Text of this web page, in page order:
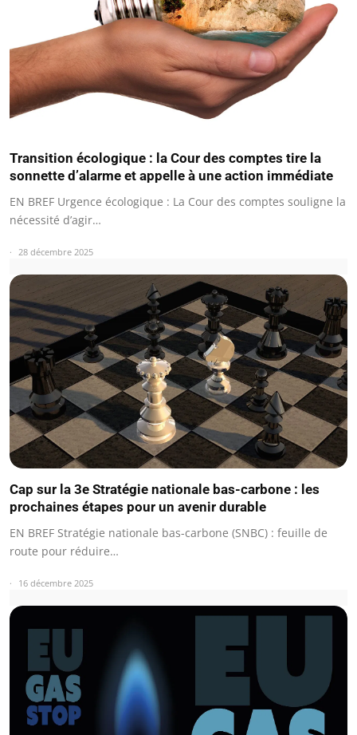
Transition écologique : la Cour des comptes tire la
sonnette d’alarme et appelle à une action immédiate
EN BREF Urgence écologique : La Cour des comptes souligne la
nécessité d’agir…
28 décembre 2025
Cap sur la 3e Stratégie nationale bas-carbone : les
prochaines étapes pour un avenir durable
EN BREF Stratégie nationale bas-carbone (SNBC) : feuille de
route pour réduire…
16 décembre 2025